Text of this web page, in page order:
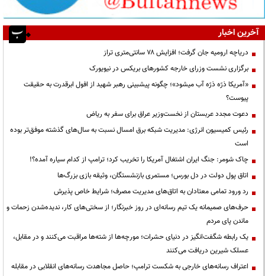
آخرین اخبار
دریاچه ارومیه جان گرفت؛ افزایش ۷۸ سانتی‌متری تراز
برگزاری نشست وزرای خارجه کشورهای بریکس در نیویورک
«آمریکا ذرّه ذرّه آب میشود»؛ چگونه پیشبینی رهبر شهید از افول ابرقدرت به حقیقت
پیوست؟
دعوت مجدد عربستان از نخست‌وزیر عراق برای سفر به ریاض
رئیس کمیسیون انرژی: مدیریت شبکه برق امسال نسبت به سال‌های گذشته موفق‌تر بوده
است
چاک شومر: جنگ ایران اشتغال آمریکا را تخریب کرد؛ ترامپ از کدام سیاره آمده؟!
اتاق پول دولت در دل بورس؛ مستمری بازنشستگان، وثیقه بازی بزرگ‌ها
رد ورود تمامی معتادان به اتاق‌های مدیریت مصرف؛ شرایط خاص پذیرش
حرف‌های صمیمانه یک تیم رسانه‌ای در روز خبرنگار؛ از سختی‌های کار، ندیده‌شدن زحمات و
ماندن پای مردم
یک رابطه شگفت‌انگیز در دنیای حشرات؛ مورچه‌ها از شته‌ها مراقبت می‌کنند و در مقابل،
عسلک شیرین دریافت می‌کنند
اعتراف رسانه‌های خارجی به شکست ترامپ؛ حاصل مجاهدت رسانه‌های انقلابی در مقابله